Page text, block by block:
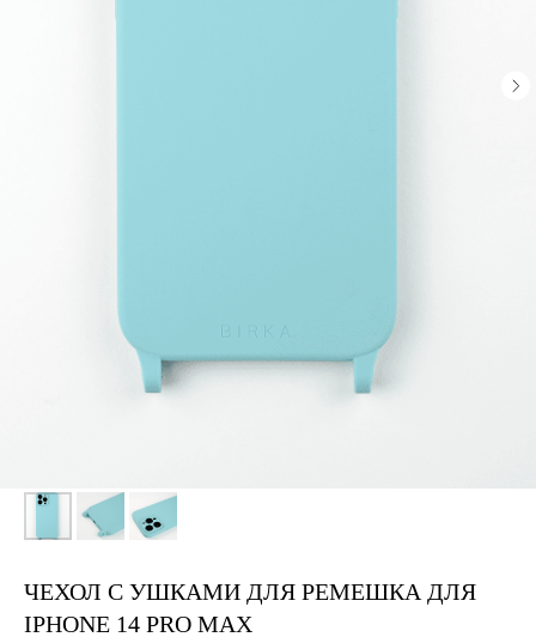
ЧЕХОЛ С УШКАМИ ДЛЯ РЕМЕШКА ДЛЯ
IPHONE 14 PRO MAX